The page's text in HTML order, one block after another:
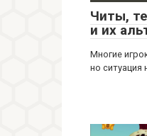
Читы,
и их
Многие
но ситуация